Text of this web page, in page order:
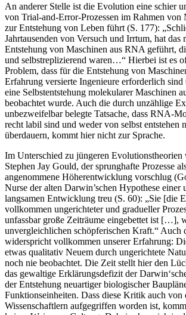
An anderer Stelle ist die Evolution eine schier
von Trial-and-Error-Prozessen im Rahmen von
zur Entstehung von Leben führt (S. 177):
Jahrtausenden von Versuch und Irrtum, hat das
Entstehung von Maschinen aus RNA geführt,
und selbstreplizierend waren…“ Hierbei ist es
Problem, dass für die Entstehung von
Erfahrung versierte Ingenieure erforderlich sind
eine Selbstentstehung molekularer Maschinen
beobachtet wurde. Auch die durch unzählige
unbezweifelbar belegte Tatsache, dass RNA-
recht labil sind und weder von selbst entstehen
überdauern, kommt hier nicht zur Sprache.
Im Unterschied zu jüngeren Evolutionstheorien
Stephen Jay Gould, der sprunghafte Prozesse
angenommene Höherentwicklung vorschlug
Nurse der alten Darwin’schen Hypothese einer
langsamen Entwicklung treu (S. 60): „Sie [die
vollkommen ungerichteter und gradueller
unfassbar große Zeiträume eingebettet ist […],
unvergleichlichen schöpferischen Kraft.“ Auch
widerspricht vollkommen unserer Erfahrung:
etwas qualitativ Neuem durch ungerichtete
noch nie beobachtet. Die Zeit stellt hier den
das gewaltige Erklärungsdefizit der
der Entstehung neuartiger biologischer
Funktionseinheiten. Dass diese Kritik auch von
Wissenschaftlern aufgegriffen worden ist,